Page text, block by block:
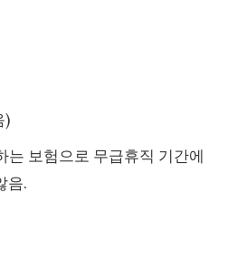
)
는 보험으로 무급휴직 기간에
음.